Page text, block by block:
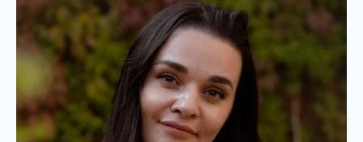
Имя *
Если вы хотите обучиться на
тренинге, пожалуйста, заполните
и отправьте форму ниже. Мы
свяжемся с Вами!